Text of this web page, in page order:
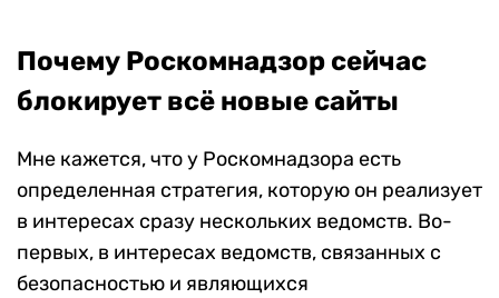
Почему Роскомнадзор сейчас
блокирует всё новые сайты
Мне кажется, что у Роскомнадзора есть
определенная стратегия, которую он реализует
в интересах сразу нескольких ведомств. Во-
первых, в интересах ведомств, связанных с
безопасностью и являющихся